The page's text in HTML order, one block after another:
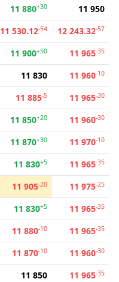
11 880+30
11 950
11 530.12-54 12 243.32-57
11 900+50 11 965-35
11 830 11 960-10
11 885-5 11 965-30
11 850+20 11 960-30
11 870+30 11 970-10
11 830+5 11 965-35
11 905-20 11 975-25
11 830+5 11 965-35
11 880-10 11 965-35
11 870-10 11 960-30
11 850 11 965-35